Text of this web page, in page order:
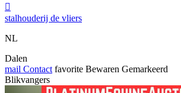

stalhouderij de vliers
NL
Dalen
mail Contact favorite Bewaren Gemarkeerd
Blikvangers